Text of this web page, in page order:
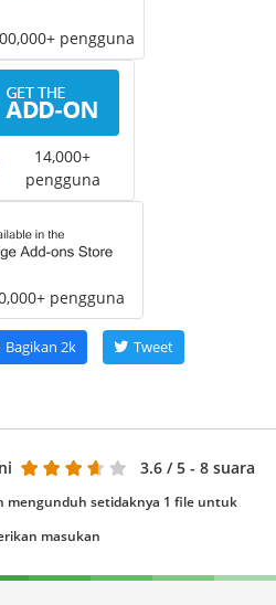
pengguna
14,000+
pengguna
pengguna
Bagikan 2k Tweet
3.6 / 5 - 8 suara
mengunduh setidaknya 1 file untuk
masukan